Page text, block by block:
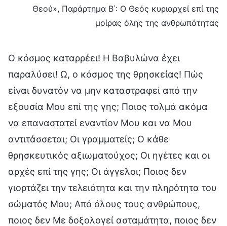
Θεού», Παράρτημα Β΄: Ο Θεός κυριαρχεί επί της
μοίρας όλης της ανθρωπότητας
Ο κόσμος καταρρέει! Η Βαβυλώνα έχει
παραλύσει! Ω, ο κόσμος της θρησκείας! Πώς
είναι δυνατόν να μην καταστραφεί από την
εξουσία Μου επί της γης; Ποιος τολμά ακόμα
να επαναστατεί εναντίον Μου και να Μου
αντιτάσσεται; Οι γραμματείς; Ο κάθε
θρησκευτικός αξιωματούχος; Οι ηγέτες και οι
αρχές επί της γης; Οι άγγελοι; Ποιος δεν
γιορτάζει την τελειότητα και την πληρότητα του
σώματός Μου; Από όλους τους ανθρώπους,
ποιος δεν Με δοξολογεί ασταμάτητα, ποιος δεν